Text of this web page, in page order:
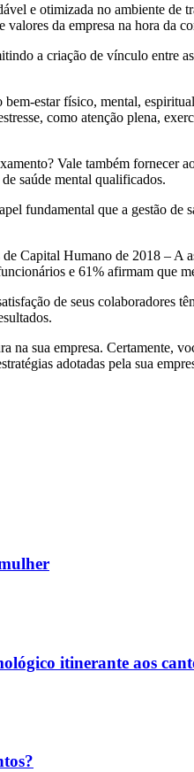
e otimizada no ambiente
da empresa na hora da
a criação de vínculo entre
estar físico, mental,
como atenção plena,
Vale também fornecer
saúde mental qualificados.
fundamental que a gestão
Capital Humano de 2018 – A
e 61% afirmam que
de seus colaboradores
na sua empresa. Certamente,
adotadas pela sua
itinerante aos